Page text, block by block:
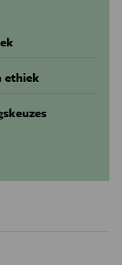
ethiek